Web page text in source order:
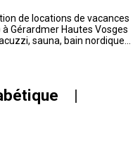
de locations de vacances
Gérardmer Hautes Vosges
sauna, bain nordique...